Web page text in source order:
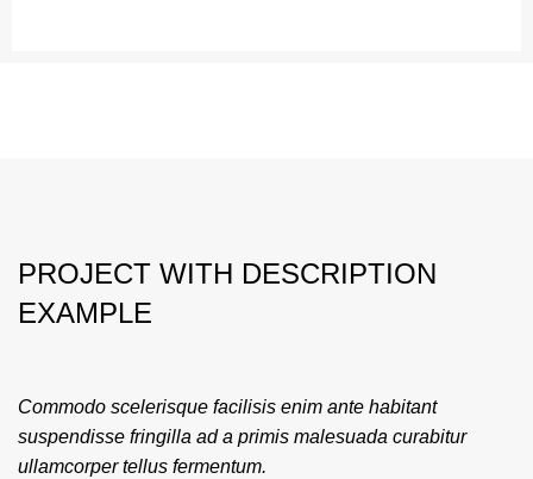
PROJECT WITH DESCRIPTION
EXAMPLE
Commodo scelerisque facilisis enim ante habitant
suspendisse fringilla ad a primis malesuada curabitur
ullamcorper tellus fermentum.